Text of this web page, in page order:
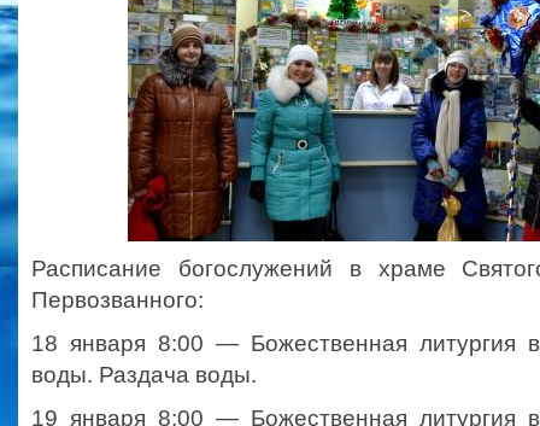
Расписание богослужений в храме
Первозванного:
18 января 8:00 — Божественная литургия
воды. Раздача воды.
19 января 8:00 — Божественная литургия